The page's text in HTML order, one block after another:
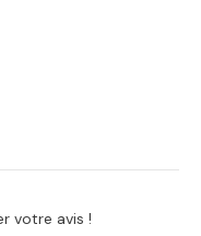
votre avis !